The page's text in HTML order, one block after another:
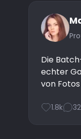
Die
echter
von
1.8k